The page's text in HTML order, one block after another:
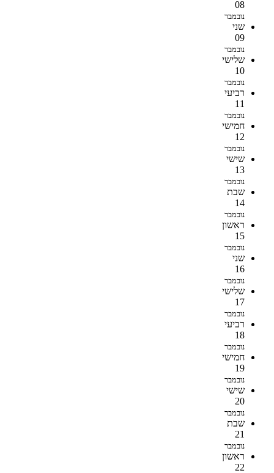
08
נובמבר
שני
09
נובמבר
שלישי
10
נובמבר
רביעי
11
נובמבר
חמישי
12
נובמבר
שישי
13
נובמבר
שבת
14
נובמבר
ראשון
15
נובמבר
שני
16
נובמבר
שלישי
17
נובמבר
רביעי
18
נובמבר
חמישי
19
נובמבר
שישי
20
נובמבר
שבת
21
נובמבר
ראשון
22